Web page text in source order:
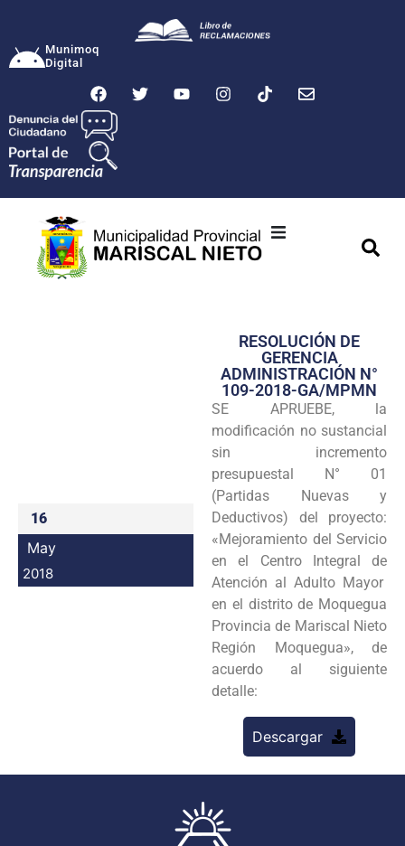
Munimoq
Digital
Transparencia
Seguridad
Programas
Intranet
16
May
2018
RESOLUCIÓN DE
GERENCIA
ADMINISTRACIÓN N°
109-2018-GA/MPMN
SE APRUEBE, la
modificación no sustancial
sin incremento
presupuestal N° 01
(Partidas Nuevas y
Deductivos) del proyecto:
«Mejoramiento del Servicio
en el Centro Integral de
Atención al Adulto Mayor
en el distrito de Moquegua
Provincia de Mariscal Nieto
Región Moquegua», de
acuerdo al siguiente
detalle:
Descargar